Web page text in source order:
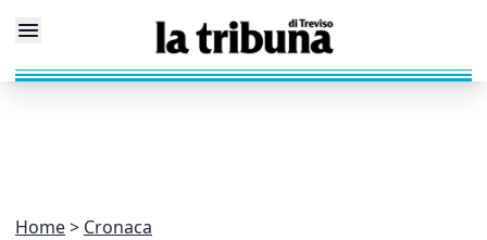
Home Cronaca